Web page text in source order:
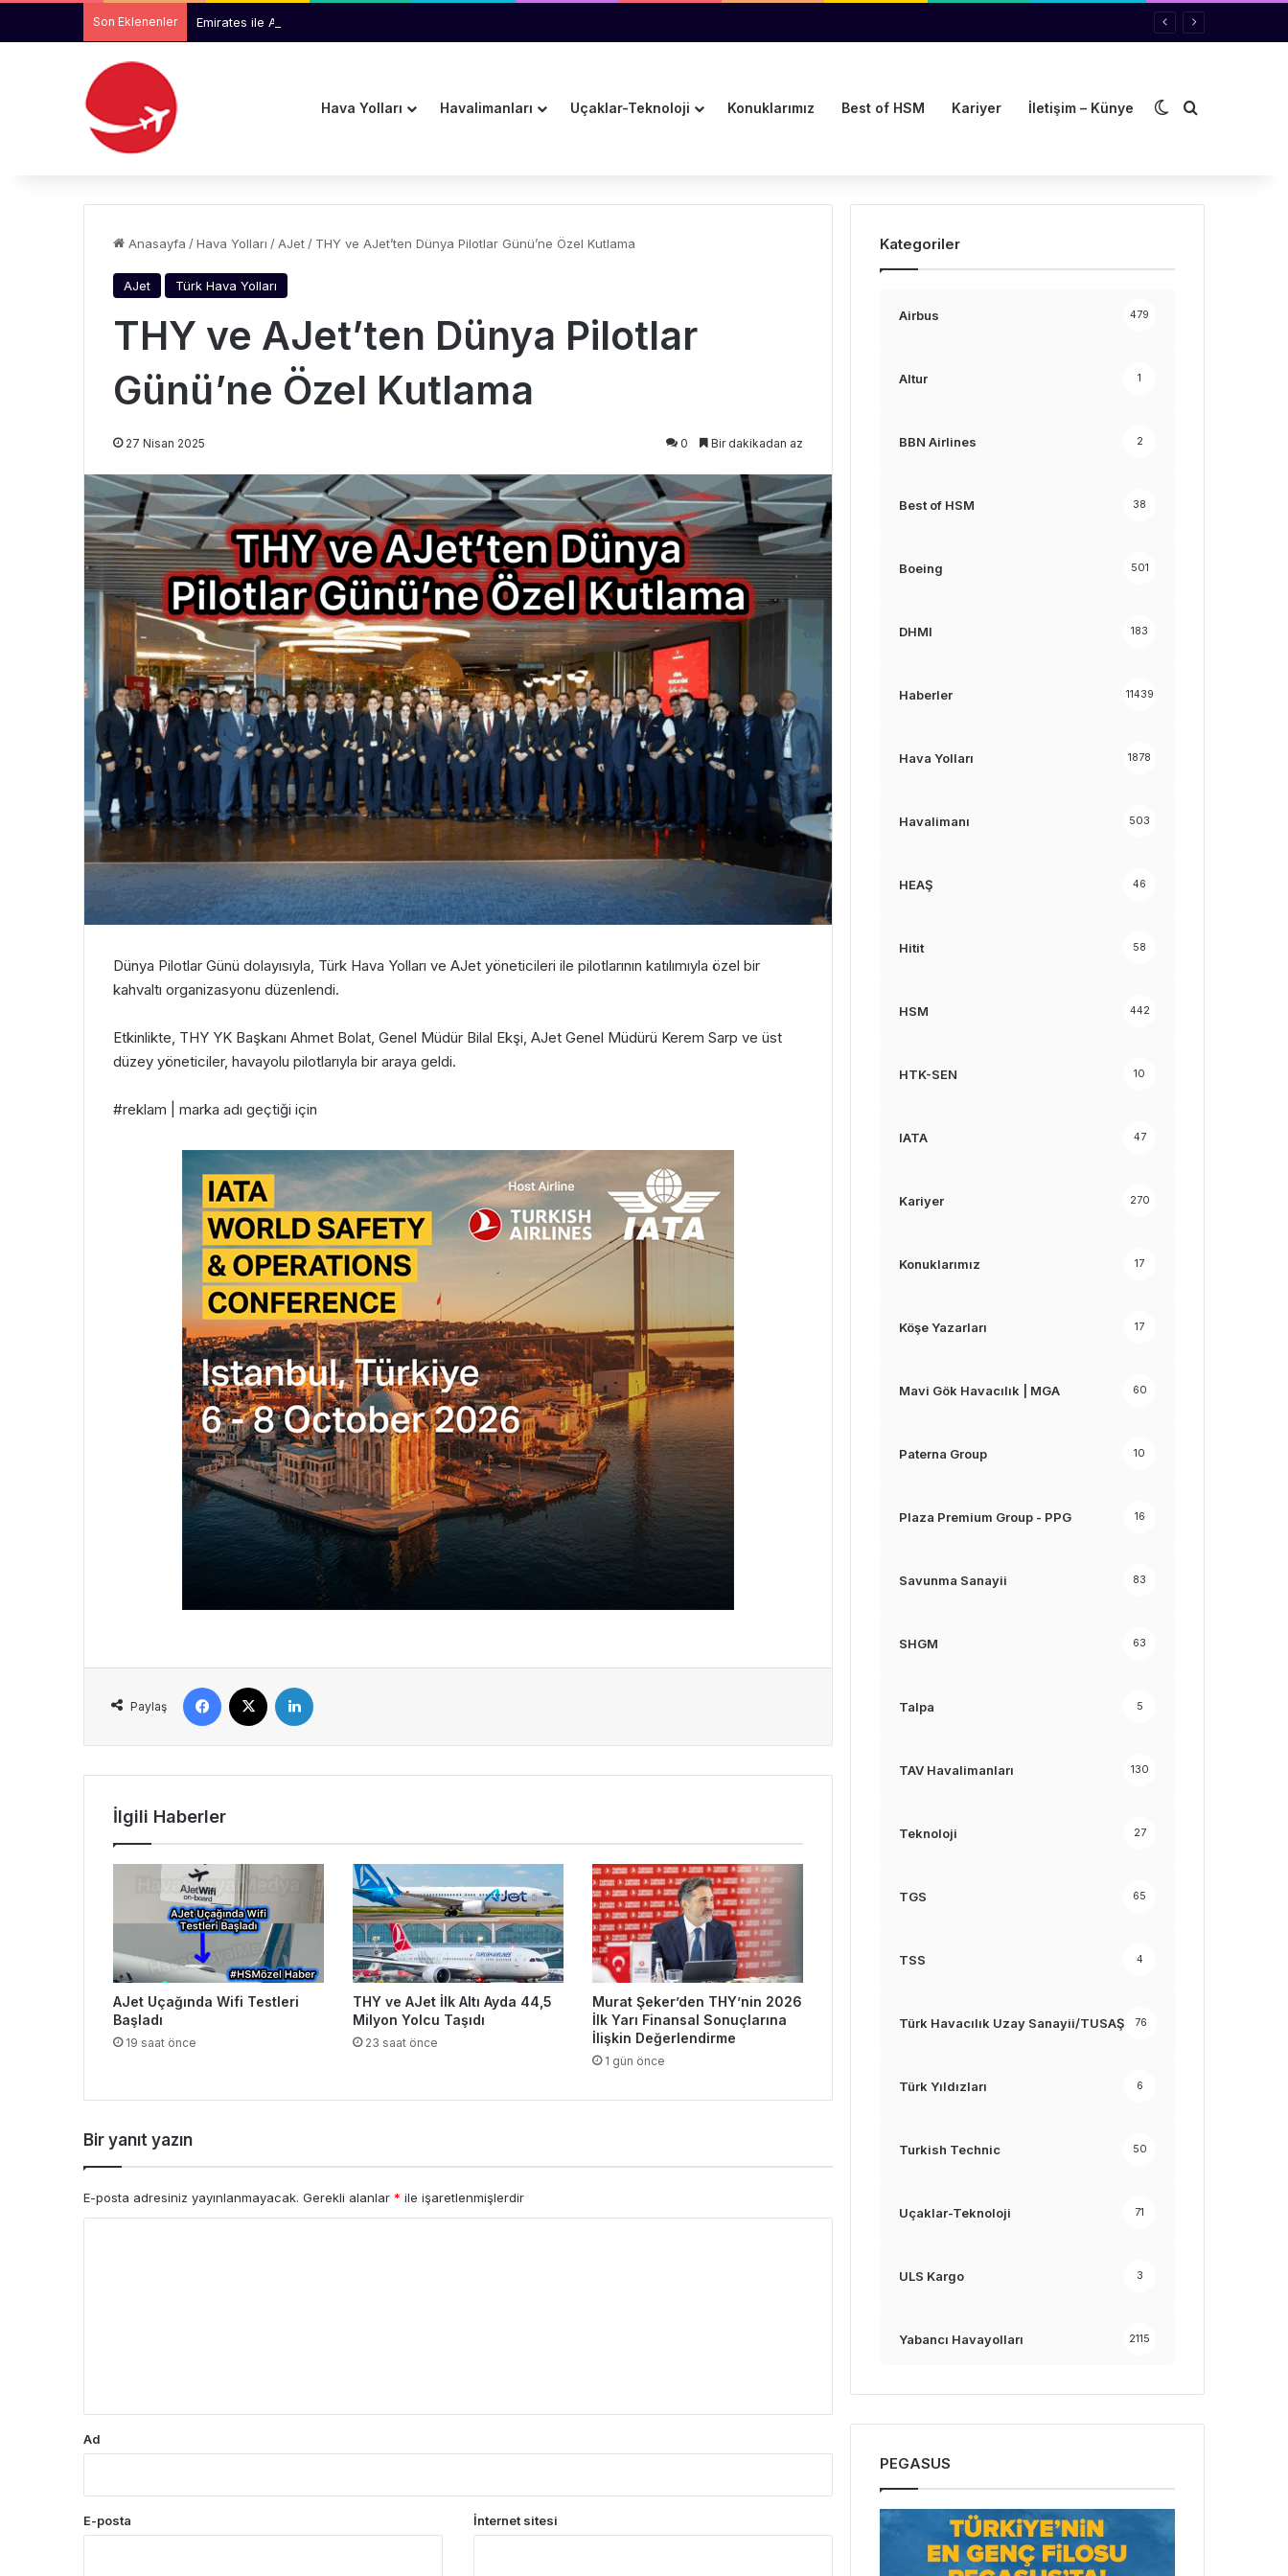
Son Eklenenler Emirates ile Arsenal Ortaklığı 2033’e Kadar Uzatıldı
Hava Yolları Havalimanları Uçaklar-Teknoloji Konuklarımız Best of HSM Kariyer İletişim – Künye Dış görünümü
Arama yap
Anasayfa /Hava Yolları /AJet / THY ve AJet’ten Dünya Pilotlar Günü’ne Özel Kutlama
AJet Türk Hava Yolları
THY ve AJet’ten Dünya Pilotlar
Günü’ne Özel Kutlama
27 Nisan 2025 0 Bir dakikadan az
Dünya Pilotlar Günü dolayısıyla, Türk Hava Yolları ve AJet yöneticileri ile pilotlarının katılımıyla özel bir
kahvaltı organizasyonu düzenlendi.
Etkinlikte, THY YK Başkanı Ahmet Bolat, Genel Müdür Bilal Ekşi, AJet Genel Müdürü Kerem Sarp ve üst
düzey yöneticiler, havayolu pilotlarıyla bir araya geldi.
#reklam | marka adı geçtiği için
Paylaş
Facebook
İlgili Haberler
AJet Uçağında Wifi Testleri
Başladı
19 saat önce
THY ve AJet İlk Altı Ayda 44,5
Milyon Yolcu Taşıdı
23 saat önce
Murat Şeker’den THY’nin 2026
İlk Yarı Finansal Sonuçlarına
İlişkin Değerlendirme
1 gün önce
Bir yanıt yazın
E-posta adresiniz yayınlanmayacak. Gerekli alanlar * ile işaretlenmişlerdir
Ad
E-posta İnternet sitesi
Kategoriler
Airbus 479
Altur 1
BBN Airlines 2
Best of HSM 38
Boeing 501
DHMI 183
Haberler 11439
Hava Yolları 1878
Havalimanı 503
HEAŞ 46
Hitit 58
HSM 442
HTK-SEN 10
IATA 47
Kariyer 270
Konuklarımız 17
Köşe Yazarları 17
Mavi Gök Havacılık | MGA 60
Paterna Group 10
Plaza Premium Group - PPG 16
Savunma Sanayii 83
SHGM 63
Talpa 5
TAV Havalimanları 130
Teknoloji 27
TGS 65
TSS 4
Türk Havacılık Uzay Sanayii/TUSAŞ 76
Türk Yıldızları 6
Turkish Technic 50
Uçaklar-Teknoloji 71
ULS Kargo 3
Yabancı Havayolları 2115
PEGASUS